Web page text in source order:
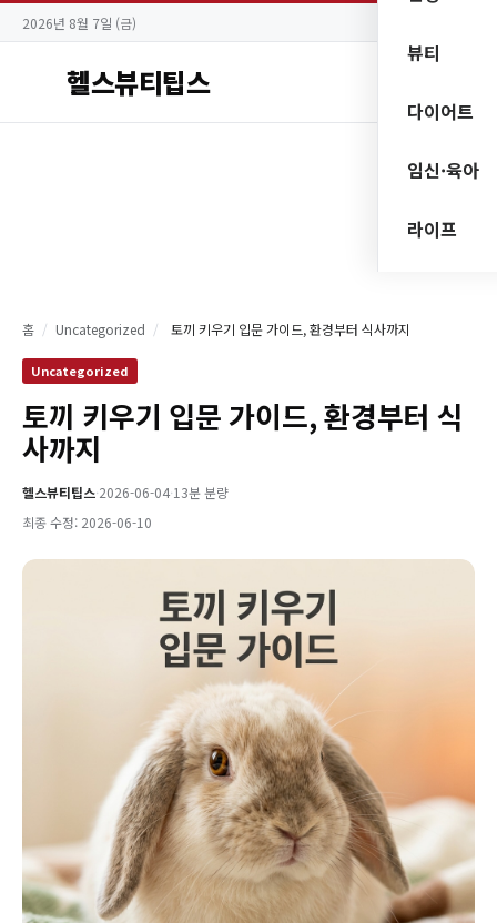
2026년 8월 7일 (금)
헬스뷰티팁스
뷰티
다이어트
임신·육아
라이프
홈 / Uncategorized / 토끼 키우기 입문 가이드, 환경부터 식사까지
Uncategorized
토끼 키우기 입문 가이드, 환경부터 식
사까지
헬스뷰티팁스·2026-06-04·13분 분량
최종 수정: 2026-06-10